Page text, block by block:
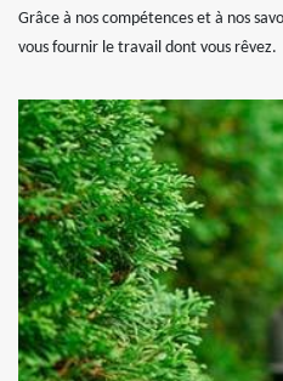
Grâce à nos compétences et à nos
vous fournir le travail dont vous rêvez.